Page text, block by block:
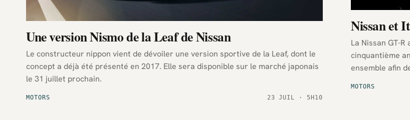
MOTORS
Une version Nismo de la Leaf de Nissan
Le constructeur nippon vient de dévoiler une version sportive de la Leaf, dont le
concept a déjà été présenté en 2017. Elle sera disponible sur le marché japonais
le 31 juillet prochain.
23 JUIL · 5H10
MOTORS
Nissan et
La Nissan GT-
cinquantième
ensemble afin